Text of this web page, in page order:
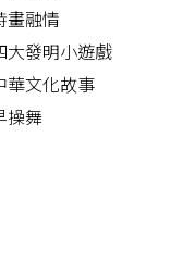
畫融情
大發明小遊戲
華文化故事
操舞